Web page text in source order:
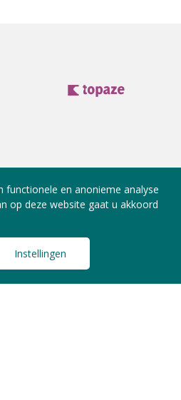
functionele en anonieme analyse
op deze website gaat u akkoord
Instellingen